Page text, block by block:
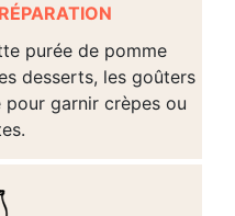
purée de pomme
desserts, les goûters
garnir crèpes ou